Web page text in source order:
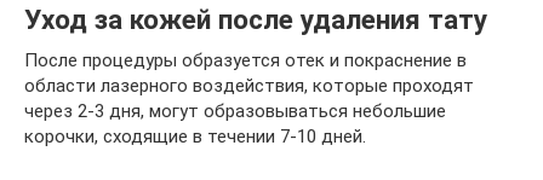
Уход за кожей после удаления тату
После процедуры образуется отек и покраснение в
области лазерного воздействия, которые проходят
через 2-3 дня, могут образовываться небольшие
корочки, сходящие в течении 7-10 дней.